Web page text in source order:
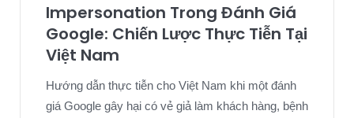
Impersonation Trong Đánh Giá
Google: Chiến Lược Thực Tiễn Tại
Việt Nam
Hướng dẫn thực tiễn cho Việt Nam khi một đánh
giá Google gây hại có vẻ giả làm khách hàng, bệnh